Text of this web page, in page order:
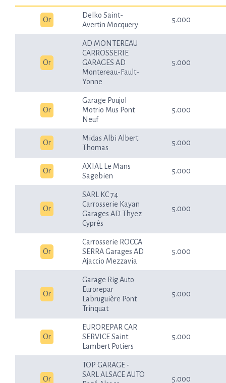
Or
Delko Saint-
Avertin Mocquery
5.000
Or
AD MONTEREAU
CARROSSERIE
GARAGES AD
Montereau-Fault-
Yonne
5.000
Or
Garage Poujol
Motrio Mus Pont
Neuf
5.000
Or
Midas Albi Albert
Thomas
5.000
Or
AXIAL Le Mans
Sagebien
5.000
Or
SARL KC 74
Carrosserie Kayan
Garages AD Thyez
Cyprès
5.000
Or
Carrosserie ROCCA
SERRA Garages AD
Ajaccio Mezzavia
5.000
Or
Garage Rig Auto
Eurorepar
Labruguière Pont
Trinquat
5.000
Or
EUROREPAR CAR
SERVICE Saint
Lambert Potiers
5.000
Or
TOP GARAGE -
SARL ALSACE AUTO
5.000